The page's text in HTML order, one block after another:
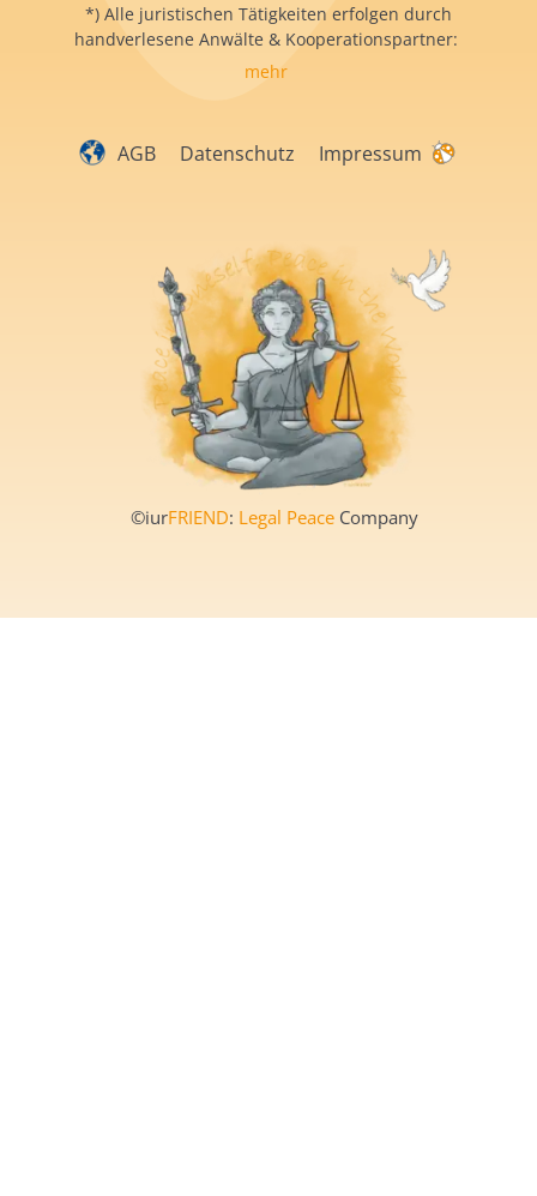
*) Alle juristischen Tätigkeiten erfolgen durch
handverlesene Anwälte & Kooperationspartner:
mehr
AGB Datenschutz Impressum
©iurFRIEND: Legal Peace Company